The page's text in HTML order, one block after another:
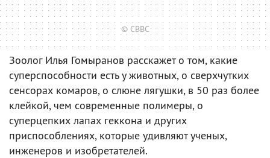
© CBBC
Зоолог Илья Гомыранов расскажет о том, какие
суперспособности есть у животных, о сверхчутких
сенсорах комаров, о слюне лягушки, в 50 раз более
клейкой, чем современные полимеры, о
суперцепких лапах геккона и других
приспособлениях, которые удивляют ученых,
инженеров и изобретателей.